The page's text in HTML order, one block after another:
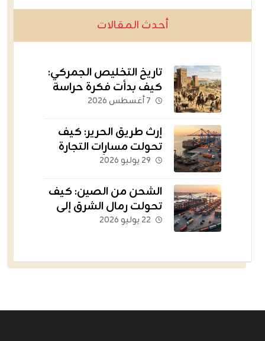
أحدث المقالات
تاريخ التخليص الجمركي:
كيف بدأت فكرة حراسة
الثروات عبر الحدود؟
٧ أغسطس ٢٠٢٦
إرث طريق الحرير: كيف
تحولت مسارات التجارة
القديمة إلى أسطول
٢٩ يوليو ٢٠٢٦
الشحن من الصين: كيف
تحولت رمال الشرق إلى
الشريان اللوجستي
٢٢ يوليو ٢٠٢٦